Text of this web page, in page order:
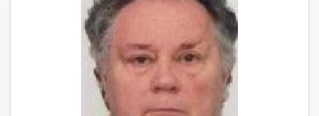
idéal pour une maman avec de jeunes enfants ou
quelqu'un de proche de la nature. Je garde quand
même beaucoup de temps pour des sorties, je fais
un beau voyage tous les ans à l'étranger. J'aime
découvrir les paysages et cultures étrangères,
d'ailleurs les langues étrangères sont aussi ma
passion. J'ai 2 grands enfants déjà indépendants.
Pour le reste, je vous laisse découvrir. Au plaisir de